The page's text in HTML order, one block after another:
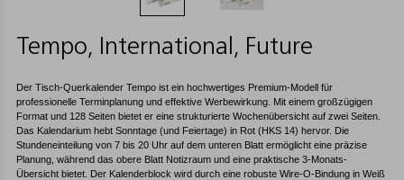
Tempo, International, Future
Der Tisch-Querkalender Tempo ist ein hochwertiges Premium-Modell für
professionelle Terminplanung und effektive Werbewirkung. Mit einem großzügigen
Format und 128 Seiten bietet er eine strukturierte Wochenübersicht auf zwei Seiten.
Das Kalendarium hebt Sonntage (und Feiertage) in Rot (HKS 14) hervor. Die
Stundeneinteilung von 7 bis 20 Uhr auf dem unteren Blatt ermöglicht eine präzise
Planung, während das obere Blatt Notizraum und eine praktische 3-Monats-
Übersicht bietet. Der Kalenderblock wird durch eine robuste Wire-O-Bindung in Weiß